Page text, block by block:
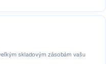
skladovým zásobám vašu